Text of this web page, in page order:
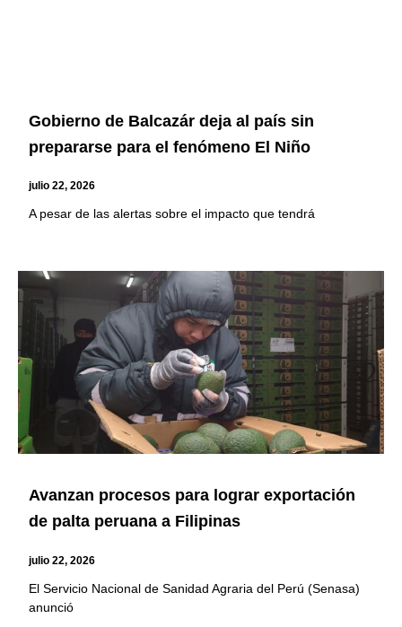
Gobierno de Balcazár deja al país sin
prepararse para el fenómeno El Niño
julio 22, 2026
A pesar de las alertas sobre el impacto que tendrá
Avanzan procesos para lograr exportación
de palta peruana a Filipinas
julio 22, 2026
El Servicio Nacional de Sanidad Agraria del Perú (Senasa)
anunció